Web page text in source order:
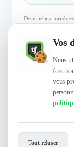
Vos
Nous
vous
Tout refuser
Décerné aux